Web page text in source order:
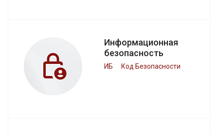
Информационная
безопасность
ИБ Код Безопасности